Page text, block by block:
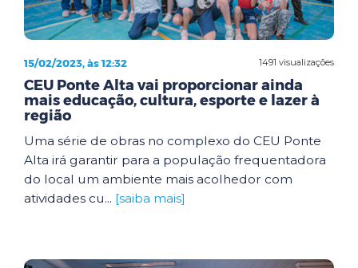
1491 visualizações
15/02/2023, às 12:32
CEU Ponte Alta vai proporcionar ainda
mais educação, cultura, esporte e lazer à
região
Uma série de obras no complexo do CEU Ponte
Alta irá garantir para a população frequentadora
do local um ambiente mais acolhedor com
atividades cu... [saiba mais]